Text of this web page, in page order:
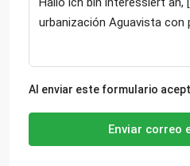
Al enviar este formulario
Enviar correo